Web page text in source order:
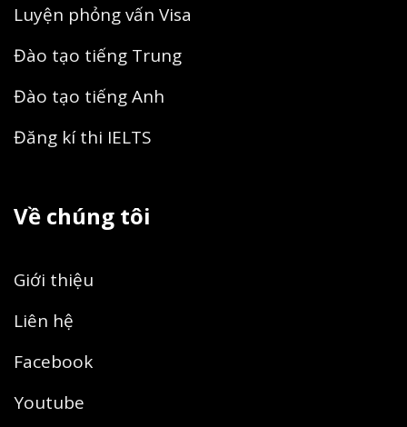
Luyện phỏng vấn Visa
Đào tạo tiếng Trung
Đào tạo tiếng Anh
Đăng kí thi IELTS
Về chúng tôi
Giới thiệu
Liên hệ
Facebook
Youtube